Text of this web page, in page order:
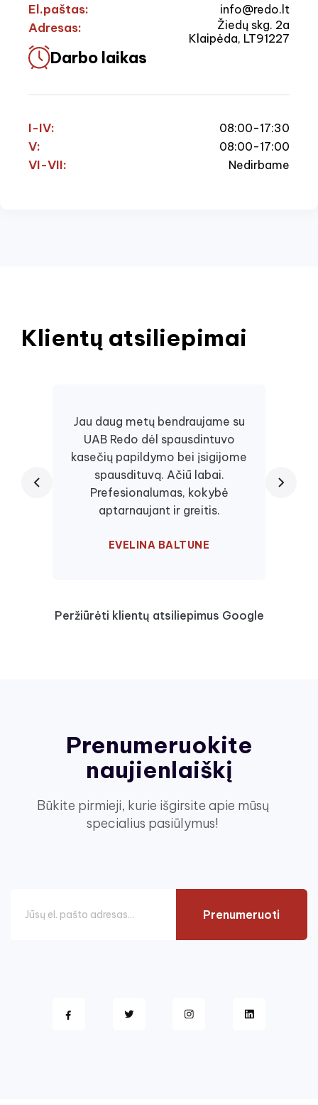
El.paštas: info@redo.lt
Adresas:
Žiedų skg. 2a
Klaipėda, LT91227
Darbo laikas
I-IV: 08:00-17:30
V: 08:00-17:00
VI-VII: Nedirbame
Klientų atsiliepimai
Jau daug metų bendraujame su
UAB Redo dėl spausdintuvo
kasečių papildymo bei įsigijome
spausdituvą. Ačiū labai.
Prefesionalumas, kokybė
aptarnaujant ir greitis.
EVELINA BALTUNE
Peržiūrėti klientų atsiliepimus Google
Prenumeruokite
naujienlaiškį
Būkite pirmieji, kurie išgirsite apie mūsų
specialius pasiūlymus!
Prenumeruoti